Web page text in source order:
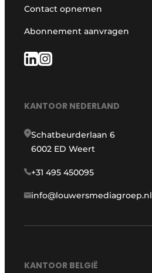
Contact opnemen
Abonnement aanvragen
KANTOOR NEDERLAND
Schatbeurderlaan 6
6002 ED Weert
+31 495 450095
info@louwersmediagroep.nl
KANTOOR BELGIË